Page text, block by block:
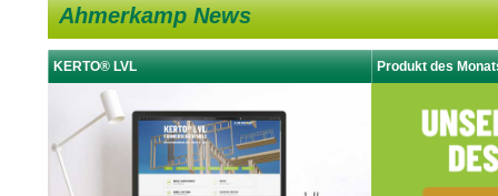
Ahmerkamp News
KERTO® LVL Produkt des